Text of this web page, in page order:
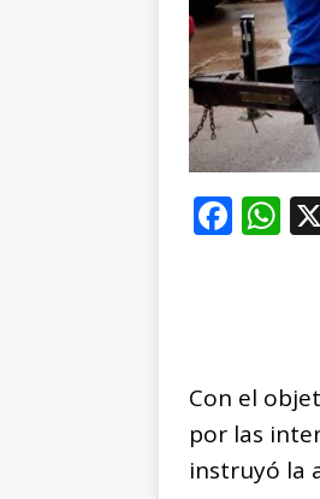
F
o
o
k
W
p
p
Con el
por las
instruyó la